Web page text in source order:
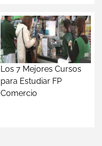
Los 7 Mejores Cursos
para Estudiar FP
Comercio